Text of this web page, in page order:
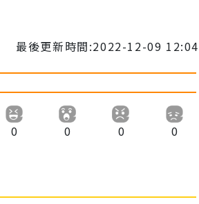
最後更新時間:2022-12-09 12:04
0 0 0 0